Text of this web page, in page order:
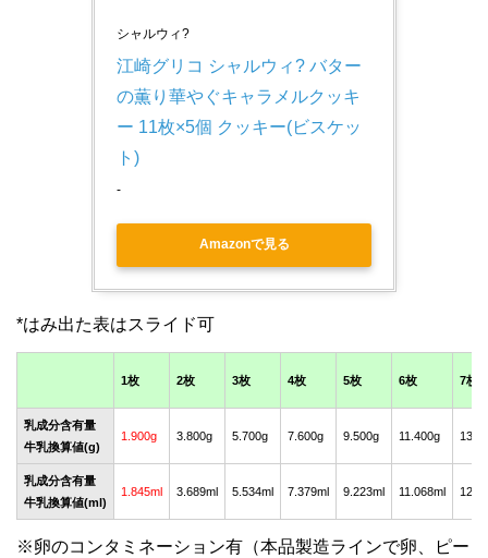
シャルウィ?
江崎グリコ シャルウィ? バター
の薫り華やぐキャラメルクッキ
ー 11枚×5個 クッキー(ビスケッ
ト)
-
Amazonで見る
1枚 2枚 3枚 4枚 5枚 6枚 7枚
乳成分含有量
牛乳換算値(g)
1.900g 3.800g 5.700g 7.600g 9.500g 11.400g
乳成分含有量
牛乳換算値(ml)
1.845ml 3.689ml 5.534ml 7.379ml 9.223ml 11.068ml
※卵のコンタミネーション有（本品製造ラインで卵、ピー